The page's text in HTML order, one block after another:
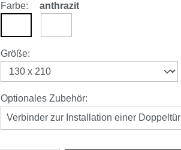
Farbe: anthrazit
Größeauswählen
:
Optionales Zubehör:
Verbinder zur Installation einer Doppeltür